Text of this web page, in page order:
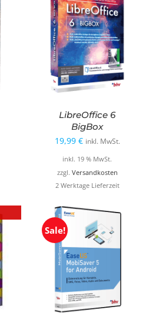
LibreOffice 6
BigBox
19,99 € inkl. MwSt.
inkl. 19 % MwSt.
zzgl. Versandkosten
2 Werktage Lieferzeit
Sale!